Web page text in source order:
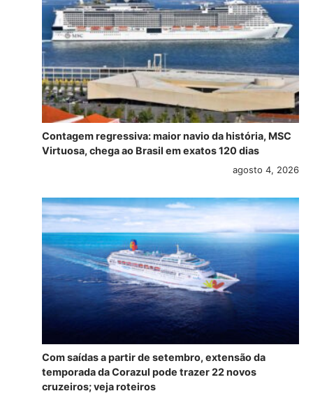
Contagem regressiva: maior navio da história, MSC
Virtuosa, chega ao Brasil em exatos 120 dias
agosto 4, 2026
Com saídas a partir de setembro, extensão da
temporada da Corazul pode trazer 22 novos
cruzeiros; veja roteiros